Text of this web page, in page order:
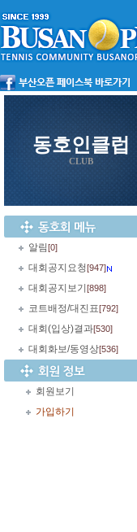
동호인클럽
CLUB
알림[0]
대회공지요청[947]
대회공지보기 [898]
코트배정/대진표[792]
대회(입상)결과[530]
대회화보/동영상[536]
회원보기
가입하기